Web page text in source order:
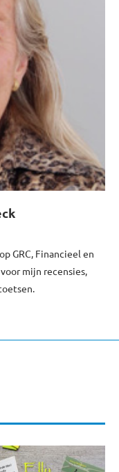
GRC, Financieel en
mijn recensies,